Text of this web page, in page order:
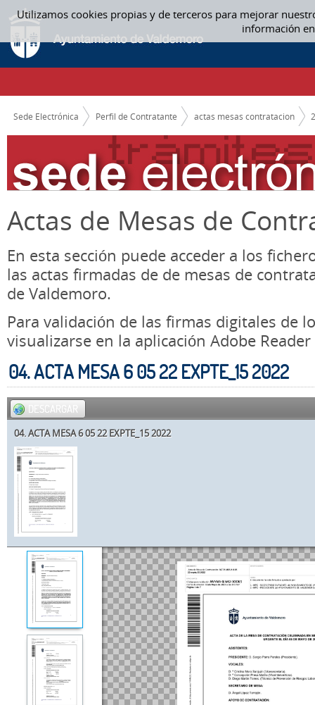
Utilizamos cookies propias y de terceros para mejorar
información
Saltar al contenido
ACTAS MESAS CONTRATACION
CAMINO DE MIGAS
Sede Electrónica Perfil de Contratante actas mesas contratacion
Actas de Mesas de
En esta sección puede acceder a los
las actas firmadas de de mesas de
de Valdemoro.
Para validación de las firmas digitales de
visualizarse en la aplicación Adobe Reader
04. ACTA MESA 6 05 22 EXPTE_15 2022
DESCARGAR
04. ACTA MESA 6 05 22 EXPTE_15 2022